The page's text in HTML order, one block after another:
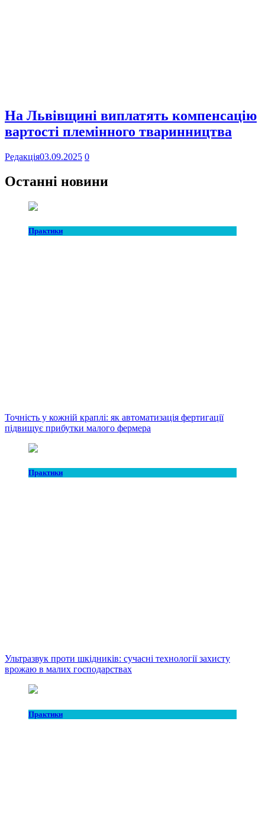
На Львівщині виплатять компенсацію
вартості племінного тваринництва
Редакція03.09.2025 0
Останні новини
Практики
Точність у кожній краплі: як автоматизація фертигації
підвищує прибутки малого фермера
Практики
Ультразвук проти шкідників: сучасні технології захисту
врожаю в малих господарствах
Практики